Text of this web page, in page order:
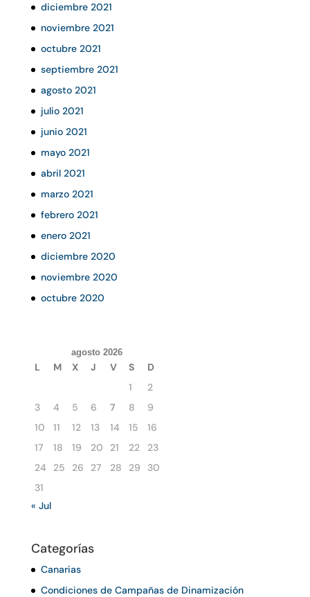
diciembre 2021
noviembre 2021
octubre 2021
septiembre 2021
agosto 2021
julio 2021
junio 2021
mayo 2021
abril 2021
marzo 2021
febrero 2021
enero 2021
diciembre 2020
noviembre 2020
octubre 2020
agosto 2026
L M X J V S
D
1
2
3
4 5 6 7 8
9
10
11 12 13 14 15
16
17
18 19 20 21 22
23
24
25 26 27 28 29
30
31
« Jul
Categorías
Canarias
Condiciones de Campañas de Dinamización